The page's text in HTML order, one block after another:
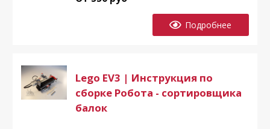
Подробнее
Lego EV3 | Инструкция по
сборке Робота - сортировщика
балок